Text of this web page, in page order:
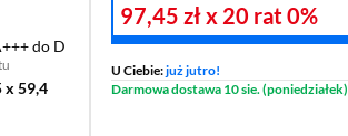
do D
pdf oknie)
x 59,4
97,45 złx 20 rat0%
U Ciebie:już jutro!
Darmowa dostawa 10 sie. (poniedziałek)